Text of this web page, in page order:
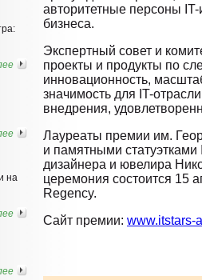
на
авторитетные персоны
бизнеса.
Экспертный совет и
проекты и продукты по
инновационность,
значимость для IT-
внедрения,
Лауреаты премии им.
и памятными статуэтками
дизайнера и ювелира
церемония состоится 15
Regency.
Сайт премии: www.itstars-